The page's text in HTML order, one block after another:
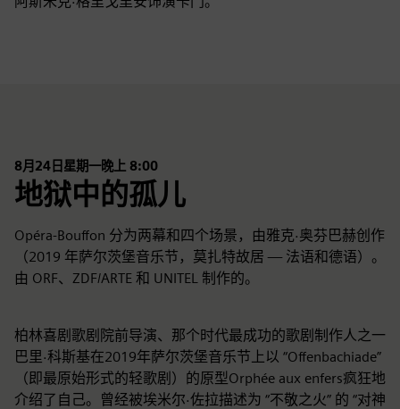
8月24日星期一晚上 8:00
地狱中的孤儿
Opéra-Bouffon 分为两幕和四个场景，由雅克·奥芬巴赫创作
（2019 年萨尔茨堡音乐节，莫扎特故居 — 法语和德语）。
由 ORF、ZDF/ARTE 和 UNITEL 制作的。
柏林喜剧歌剧院前导演、那个时代最成功的歌剧制作人之一
巴里·科斯基在2019年萨尔茨堡音乐节上以 “Offenbachiade”
（即最原始形式的轻歌剧）的原型Orphée aux enfers疯狂地
介绍了自己。曾经被埃米尔·佐拉描述为 “不敬之火” 的 “对神